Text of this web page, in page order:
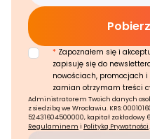
* Zapoznałem się i
zapisuję się do
nowościach, promocjach i
zamian otrzymam treści
Administratorem Twoich danych
z siedzibą we Wrocławiu. KRS:
52431604500000, kapitał zakładowy
Regulaminem i Polityką Prywatności.